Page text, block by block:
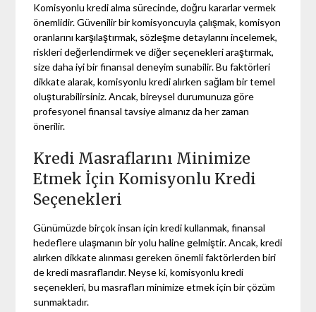
Komisyonlu kredi alma sürecinde, doğru kararlar vermek
önemlidir. Güvenilir bir komisyoncuyla çalışmak, komisyon
oranlarını karşılaştırmak, sözleşme detaylarını incelemek,
riskleri değerlendirmek ve diğer seçenekleri araştırmak,
size daha iyi bir finansal deneyim sunabilir. Bu faktörleri
dikkate alarak, komisyonlu kredi alırken sağlam bir temel
oluşturabilirsiniz. Ancak, bireysel durumunuza göre
profesyonel finansal tavsiye almanız da her zaman
önerilir.
Kredi Masraflarını Minimize
Etmek İçin Komisyonlu Kredi
Seçenekleri
Günümüzde birçok insan için kredi kullanmak, finansal
hedeflere ulaşmanın bir yolu haline gelmiştir. Ancak, kredi
alırken dikkate alınması gereken önemli faktörlerden biri
de kredi masraflarıdır. Neyse ki, komisyonlu kredi
seçenekleri, bu masrafları minimize etmek için bir çözüm
sunmaktadır.